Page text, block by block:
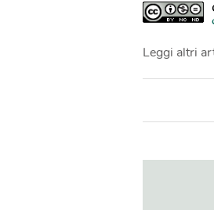
Leggi altri